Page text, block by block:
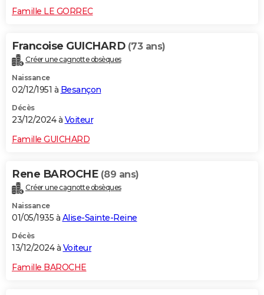
Famille LE GORREC
Francoise GUICHARD (73 ans)
Créer une cagnotte obsèques
Naissance
02/12/1951 à Besançon
Décès
23/12/2024 à Voiteur
Famille GUICHARD
Rene BAROCHE (89 ans)
Créer une cagnotte obsèques
Naissance
01/05/1935 à Alise-Sainte-Reine
Décès
13/12/2024 à Voiteur
Famille BAROCHE